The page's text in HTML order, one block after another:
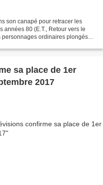
son canapé pour retracer les
années 80 (E.T., Retour vers le
personnages ordinaires plongés
sa place de 1er
2017